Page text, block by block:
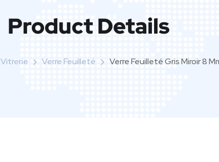
Product Details
Vitrerie Verre Feuilleté Verre Feuilleté Gris Miroir 8